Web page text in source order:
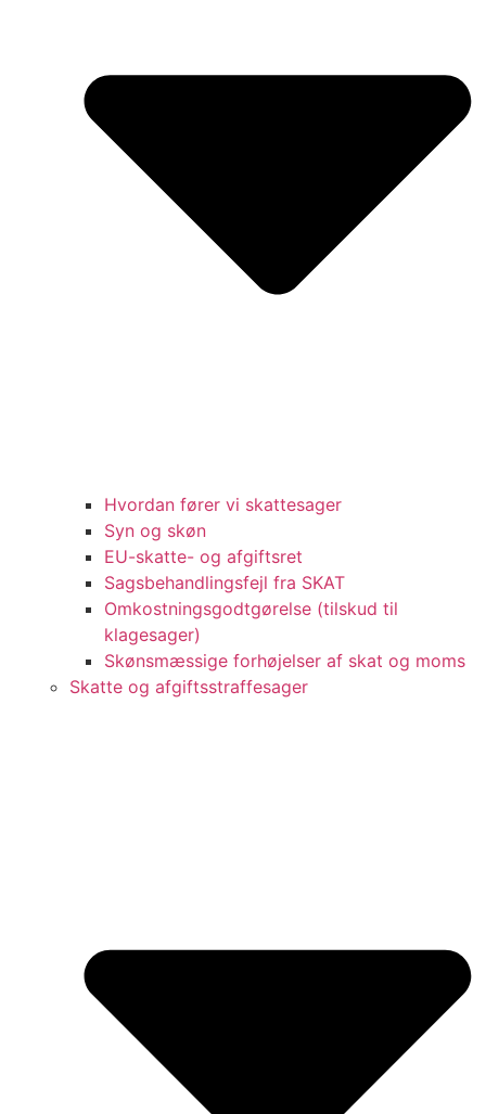
Hvordan fører vi skattesager
Syn og skøn
EU-skatte- og afgiftsret
Sagsbehandlingsfejl fra SKAT
Omkostningsgodtgørelse (tilskud til
klagesager)
Skønsmæssige forhøjelser af skat og moms
Skatte og afgiftsstraffesager